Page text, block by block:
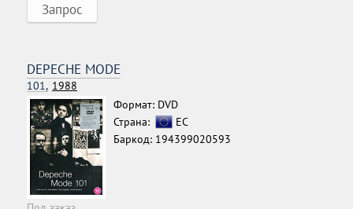
Запрос
DEPECHE MODE
101, 1988
Формат: DVD
Страна:
ЕС
Баркод: 194399020593